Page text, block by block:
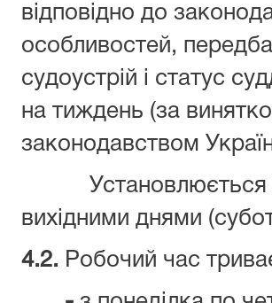
відповідно до
особливостей,
судоустрій і статус
на тиждень (за
законодавством
Установлюється
вихідними днями
4.2. Робочий час